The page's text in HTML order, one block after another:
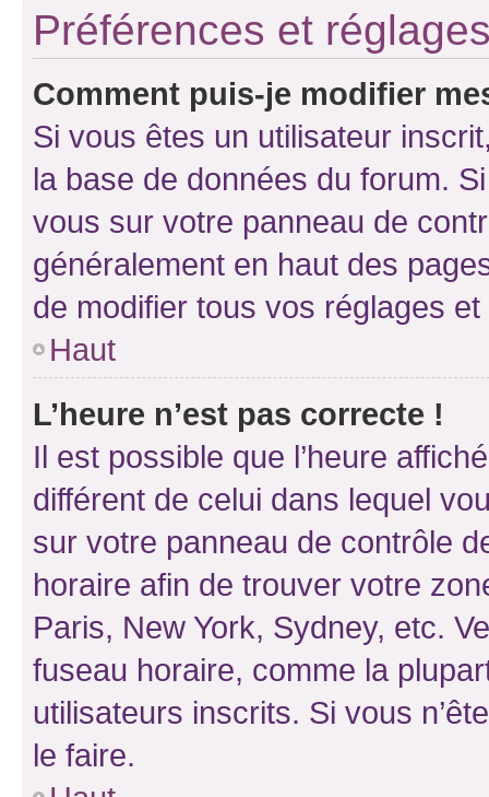
Préférences et
Comment puis-je modifier
Si vous êtes un utilisateur
la base de données du forum.
vous sur votre panneau de
généralement en haut des
de modifier tous vos réglages
Haut
L’heure n’est pas correcte !
Il est possible que l’heure
différent de celui dans lequel
sur votre panneau de contrôle
horaire afin de trouver votre
Paris, New York, Sydney, etc.
fuseau horaire, comme la
utilisateurs inscrits. Si vous
le faire.